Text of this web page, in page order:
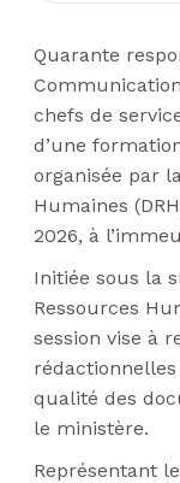
Quarante
chefs de
d’une
organisée par
Humaines
2026, à
Initiée sous la
Ressources
session vise à
qualité des
le ministère.
Représentant